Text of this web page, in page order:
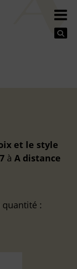
et le style
à A distance
quantité :